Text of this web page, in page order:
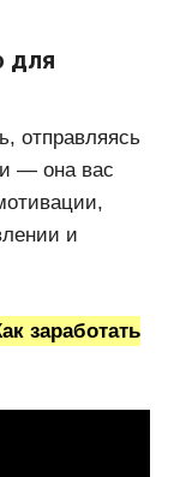
для
отправляясь
— она вас
и
заработать